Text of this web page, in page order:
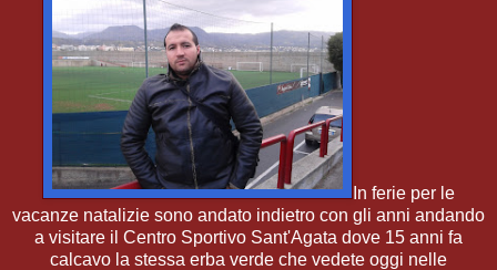
In ferie per le
vacanze natalizie sono andato indietro con gli anni andando
a visitare il Centro Sportivo Sant'Agata dove 15 anni fa
calcavo la stessa erba verde che vedete oggi nelle